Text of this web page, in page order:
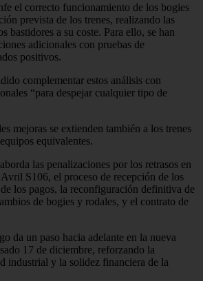
el correcto funcionamiento de los bogies
prevista de los trenes, realizando las
bastidores a su coste. Para ello, se han
adicionales con pruebas de
positivos.
complementar estos análisis con
“para despejar cualquier tipo de
mejoras se extienden también a los trenes
equivalentes.
las penalizaciones por los retrasos en
S106, el proceso de recepción de los
los pagos, la reconfiguración definitiva de
de bogies y rodales, y el contrato de
da un paso hacia adelante en la nueva
17 de diciembre, reforzando la
industrial y la solidez financiera de la